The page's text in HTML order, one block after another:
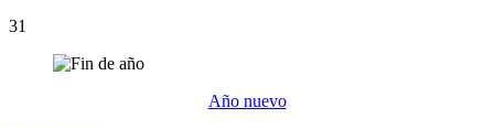
31
Año nuevo